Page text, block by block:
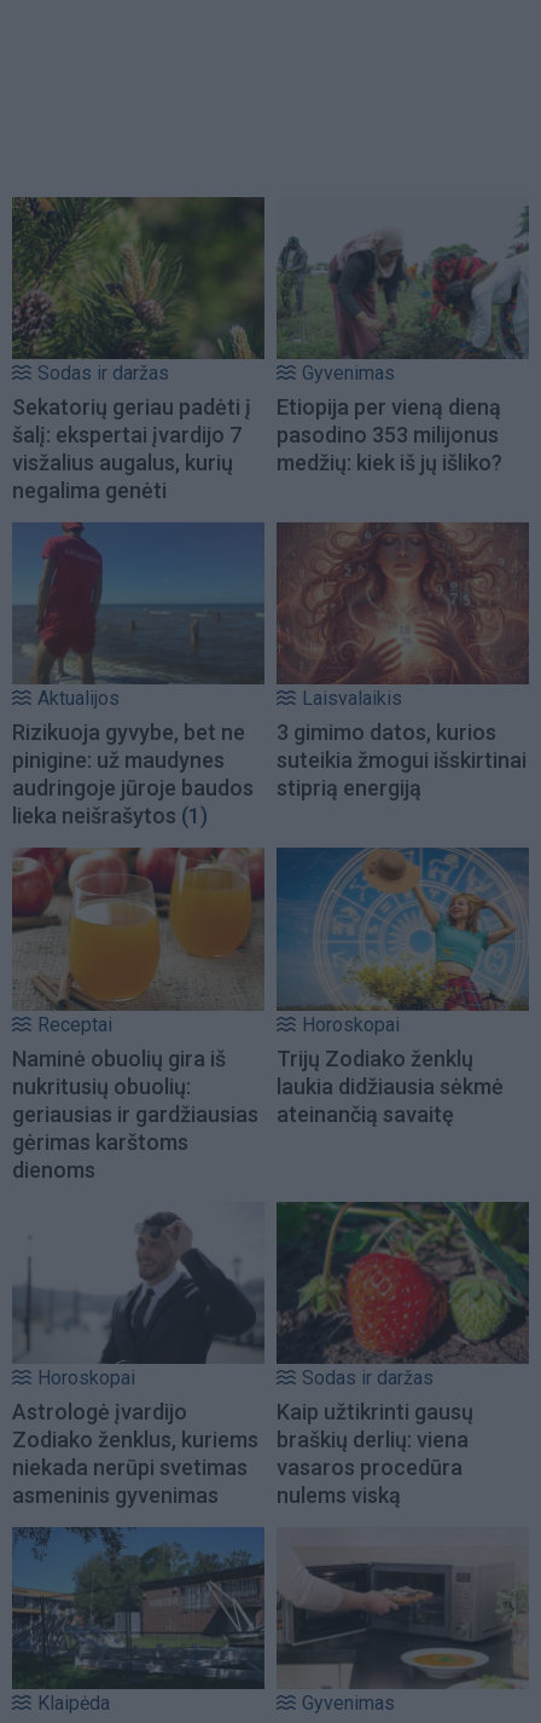
Sodas ir daržas
Sekatorių geriau padėti į
šalį: ekspertai įvardijo 7
visžalius augalus, kurių
negalima genėti
Gyvenimas
Etiopija per vieną dieną
pasodino 353 milijonus
medžių: kiek iš jų išliko?
Aktualijos
Rizikuoja gyvybe, bet ne
pinigine: už maudynes
audringoje jūroje baudos
lieka neišrašytos (1)
Laisvalaikis
3 gimimo datos, kurios
suteikia žmogui išskirtinai
stiprią energiją
Receptai
Naminė obuolių gira iš
nukritusių obuolių:
geriausias ir gardžiausias
gėrimas karštoms
dienoms
Horoskopai
Trijų Zodiako ženklų
laukia didžiausia sėkmė
ateinančią savaitę
Horoskopai
Astrologė įvardijo
Zodiako ženklus, kuriems
niekada nerūpi svetimas
asmeninis gyvenimas
Sodas ir daržas
Kaip užtikrinti gausų
braškių derlių: viena
vasaros procedūra
nulems viską
Klaipėda Gyvenimas